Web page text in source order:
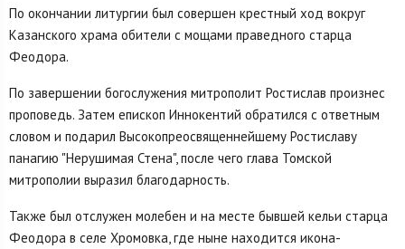
По окончании литургии был совершен крестный ход вокруг
Казанского храма обители с мощами праведного старца
Феодора.
По завершении богослужения митрополит Ростислав произнес
проповедь. Затем епископ Иннокентий обратился с ответным
словом и подарил Высокопреосвященнейшему Ростиславу
панагию "Нерушимая Стена", после чего глава Томской
митрополии выразил благодарность.
Также был отслужен молебен и на месте бывшей кельи старца
Феодора в селе Хромовка, где ныне находится икона-